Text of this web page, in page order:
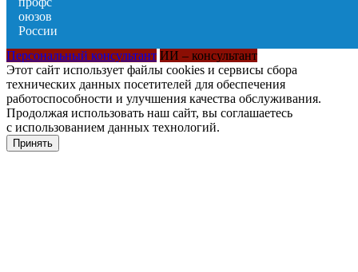
Персональный консультант ИИ – консультант
Этот сайт использует файлы cookies и сервисы сбора
технических данных посетителей для обеспечения
работоспособности и улучшения качества обслуживания.
Продолжая использовать наш сайт, вы соглашаетесь
с использованием данных технологий.
Принять